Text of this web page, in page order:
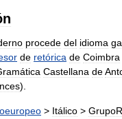
procede del idioma
de retórica de Coimbra
Castellana de
).
> Itálico >